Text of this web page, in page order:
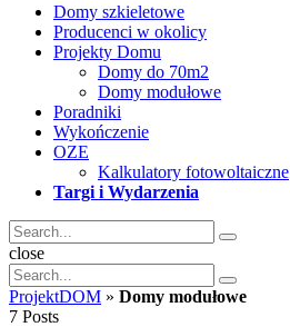
Domy szkieletowe
Producenci w okolicy
Projekty Domu
Domy do 70m2
Domy modułowe
Poradniki
Wykończenie
OZE
Kalkulatory fotowoltaiczne
Targi i Wydarzenia
Search
for:
Search
Search
close
Search
for:
Search
ProjektDOM » Domy modułowe
7 Posts